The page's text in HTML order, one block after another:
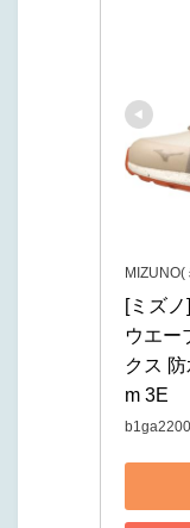
MIZUNO(
[ミズ
ウエー
クス
m 3E